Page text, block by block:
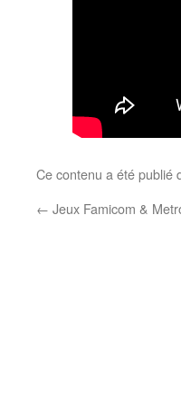
Ce contenu a été publié
← Jeux Famicom &